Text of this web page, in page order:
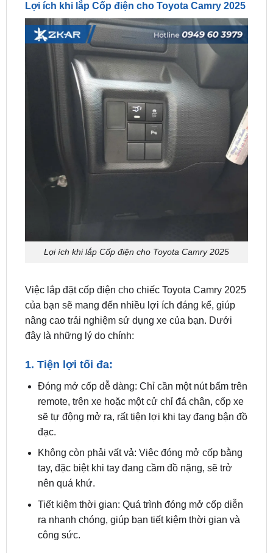
Việc lắp đặt cốp điện cho chiếc Toyota Camry 2025
nâng cao trải nghiệm sử dụng xe của bạn. Dưới
đây là những lý do chính:
1. Tiện lợi tối đa:
remote, trên xe hoặc một cử chỉ đá chân, cốp xe
sẽ tự động mở ra, rất tiện lợi khi tay đang bận đồ
đạc.
Không còn phải vất vả: Việc đóng mở cốp bằng
tay, đặc biệt khi tay đang cầm đồ nặng, sẽ trở
nên quá khứ.
Tiết kiệm thời gian: Quá trình đóng mở cốp diễn
ra nhanh chóng, giúp bạn tiết kiệm thời gian và
công sức.
2. An toàn: